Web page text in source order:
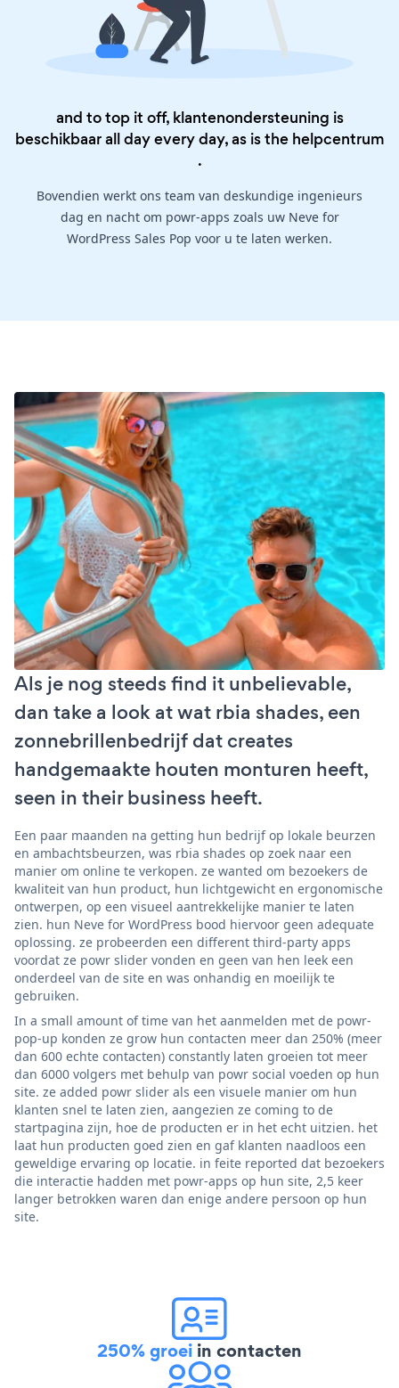
and to top it off, klantenondersteuning is
beschikbaar all day every day, as is the helpcentrum
.
Bovendien werkt ons team van deskundige ingenieurs
dag en nacht om powr-apps zoals uw Neve for
WordPress Sales Pop voor u te laten werken.
Als je nog steeds find it unbelievable,
dan take a look at wat rbia shades, een
zonnebrillenbedrijf dat creates
handgemaakte houten monturen heeft,
seen in their business heeft.
Een paar maanden na getting hun bedrijf op lokale beurzen
en ambachtsbeurzen, was rbia shades op zoek naar een
manier om online te verkopen. ze wanted om bezoekers de
kwaliteit van hun product, hun lichtgewicht en ergonomische
ontwerpen, op een visueel aantrekkelijke manier te laten
zien. hun Neve for WordPress bood hiervoor geen adequate
oplossing. ze probeerden een different third-party apps
voordat ze powr slider vonden en geen van hen leek een
onderdeel van de site en was onhandig en moeilijk te
gebruiken.
In a small amount of time van het aanmelden met de powr-
pop-up konden ze grow hun contacten meer dan 250% (meer
dan 600 echte contacten) constantly laten groeien tot meer
dan 6000 volgers met behulp van powr social voeden op hun
site. ze added powr slider als een visuele manier om hun
klanten snel te laten zien, aangezien ze coming to de
startpagina zijn, hoe de producten er in het echt uitzien. het
laat hun producten goed zien en gaf klanten naadloos een
geweldige ervaring op locatie. in feite reported dat bezoekers
die interactie hadden met powr-apps op hun site, 2,5 keer
langer betrokken waren dan enige andere persoon op hun
site.
250% groei in contacten